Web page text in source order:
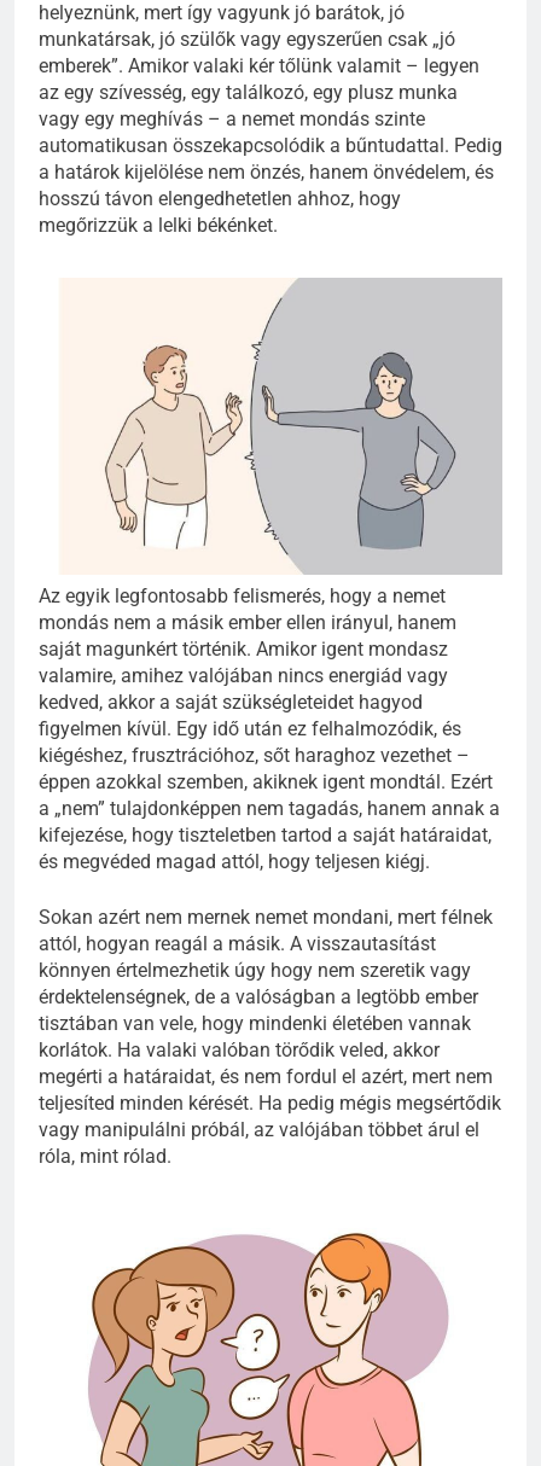
helyeznünk, mert így vagyunk jó barátok, jó
munkatársak, jó szülők vagy egyszerűen csak „jó
emberek”. Amikor valaki kér tőlünk valamit – legyen
az egy szívesség, egy találkozó, egy plusz munka
vagy egy meghívás – a nemet mondás szinte
automatikusan összekapcsolódik a bűntudattal. Pedig
a határok kijelölése nem önzés, hanem önvédelem, és
hosszú távon elengedhetetlen ahhoz, hogy
megőrizzük a lelki békénket.
Az egyik legfontosabb felismerés, hogy a nemet
mondás nem a másik ember ellen irányul, hanem
saját magunkért történik. Amikor igent mondasz
valamire, amihez valójában nincs energiád vagy
kedved, akkor a saját szükségleteidet hagyod
figyelmen kívül. Egy idő után ez felhalmozódik, és
kiégéshez, frusztrációhoz, sőt haraghoz vezethet –
éppen azokkal szemben, akiknek igent mondtál. Ezért
a „nem” tulajdonképpen nem tagadás, hanem annak a
kifejezése, hogy tiszteletben tartod a saját határaidat,
és megvéded magad attól, hogy teljesen kiégj.
Sokan azért nem mernek nemet mondani, mert félnek
attól, hogyan reagál a másik. A visszautasítást
könnyen értelmezhetik úgy hogy nem szeretik vagy
érdektelenségnek, de a valóságban a legtöbb ember
tisztában van vele, hogy mindenki életében vannak
korlátok. Ha valaki valóban törődik veled, akkor
megérti a határaidat, és nem fordul el azért, mert nem
teljesíted minden kérését. Ha pedig mégis megsértődik
vagy manipulálni próbál, az valójában többet árul el
róla, mint rólad.